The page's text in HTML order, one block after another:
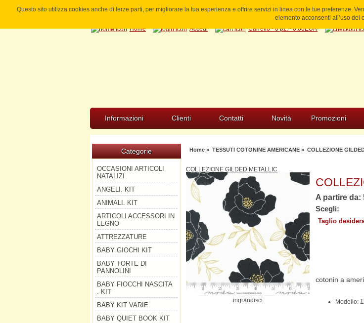
Questo sito utilizza cookies anche di terze parti, per migliorare la tua esperienza e offrire servizi in linea con le tue preferenze.
elemento acconsenti all’uso dei
Home Accedi Carrello - 0 pz. - 0.00EUR
Informazioni Clienti Contatti Novità Promozioni
Categorie
OCCASIONI ARTICOLI
NATALIZI
ANGELI. KIT
ANIMALI. KIT
ARTICOLI ACCESSORI IN
LEGNO
ATTREZZATURE
BABY GIOCHI KIT
BABY TORTE DI
PANNOLINI
BABY FIOCCHI NASCITA
. KIT
BABY KIT VARIE
BABY QUIET BOOK KIT
Home» TESSUTI COTONINE AMERICANE» COLLEZIONE
COLLEZIONE GILDED METALLIC
ingrandisci
A partire da:
Scegli:
Taglio
Modello:
cotonin a